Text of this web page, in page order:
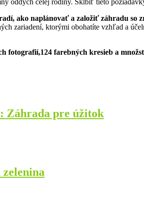
ako naplánovať a založiť záhradu so
zariadení, ktorými obohatíte vzhľad a
fotografií,124 farebných kresieb a
Záhrada pre úžitok